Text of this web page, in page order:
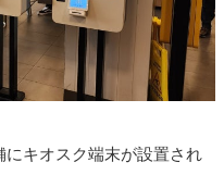
キオスク端末が設置され